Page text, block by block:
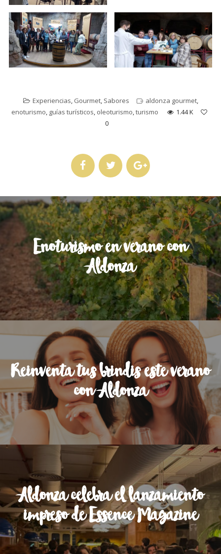
Experiencias, Gourmet, Sabores aldonza gourmet,
enoturismo, guías turísticos, oleoturismo,turismo
1.44 K
0
Enoturismo en verano con
Aldonza
Reinventa tus brindis este verano
con Aldonza
Aldonza celebra el lanzamiento
impreso de Essence Magazine